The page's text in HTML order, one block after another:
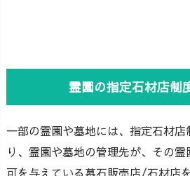
霊園の指定石材店制
一部の霊園や墓地には、指定石材
り、霊園や墓地の管理先が、その
可を与えている墓石販売店/石材店